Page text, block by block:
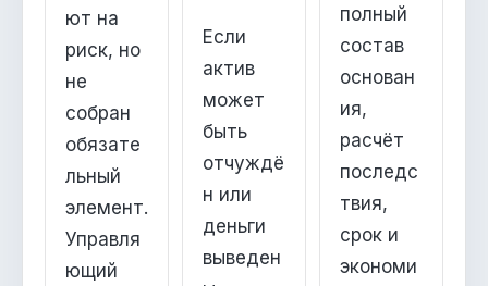
ют на
риск, но
не
собран
обязате
льный
элемент.
Управля
ющий
Если
актив
может
быть
отчуждё
н или
деньги
выведен
полный
состав
основан
ия,
расчёт
последс
твия,
срок и
экономи